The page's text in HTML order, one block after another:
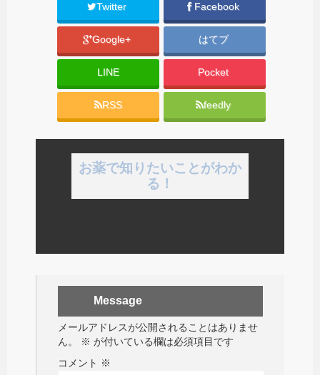
Twitter Facebook
Google+ はてブ
LINE Pocket
RSS feedly
お薬で知りたいことがわか
る！
Message
メールアドレスが公開されることはありませ
ん。
※ が付いている欄は必須項目です
コメント ※